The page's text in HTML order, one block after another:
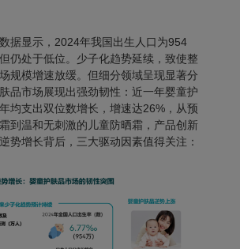
据显示，2024年我国出生人口为954
仍处于低位。少子化趋势延续，致使整
规模增速放缓。但细分领域呈现显著分
品市场展现出强劲韧性： 近一年婴童护
均支出双位数增长，增速达26% ，从预
到温和无刺激的儿童防晒霜，产品创新
势增长背后，三大驱动因素值得关注：